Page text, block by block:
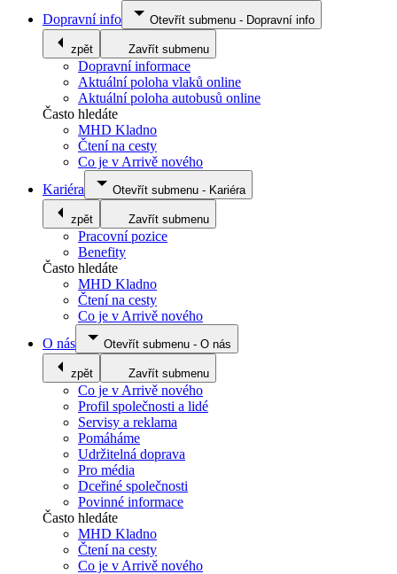
Dopravní info
Otevřít submenu - Dopravní info
zpět Zavřít submenu
Dopravní informace
Aktuální poloha vlaků online
Aktuální poloha autobusů online
Často hledáte
MHD Kladno
Čtení na cesty
Co je v Arrivě nového
Kariéra
Otevřít submenu - Kariéra
zpět Zavřít submenu
Pracovní pozice
Benefity
Často hledáte
MHD Kladno
Čtení na cesty
Co je v Arrivě nového
O nás
Otevřít submenu - O nás
zpět Zavřít submenu
Co je v Arrivě nového
Profil společnosti a lidé
Servisy a reklama
Pomáháme
Udržitelná doprava
Pro média
Dceřiné společnosti
Povinné informace
Často hledáte
MHD Kladno
Čtení na cesty
Co je v Arrivě nového